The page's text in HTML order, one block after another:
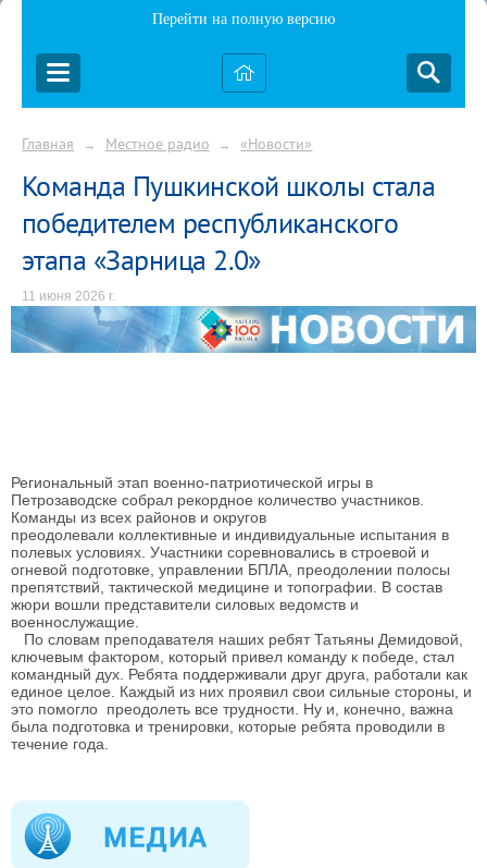
Перейти на полную версию
Главная → Местное радио → «Новости»
Команда Пушкинской школы стала
победителем республиканского
этапа «Зарница 2.0»
11 июня 2026 г.
Региональный этап военно-патриотической игры в
Петрозаводске собрал рекордное количество участников.
Команды из всех районов и округов
преодолевали коллективные и индивидуальные испытания в
полевых условиях. Участники соревновались в строевой и
огневой подготовке, управлении БПЛА, преодолении полосы
препятствий, тактической медицине и топографии. В состав
жюри вошли представители силовых ведомств и
военнослужащие.
По словам преподавателя наших ребят Татьяны Демидовой,
ключевым фактором, который привел команду к победе, стал
командный дух. Ребята поддерживали друг друга, работали как
единое целое. Каждый из них проявил свои сильные стороны, и
это помогло преодолеть все трудности. Ну и, конечно, важна
была подготовка и тренировки, которые ребята проводили в
течение года.